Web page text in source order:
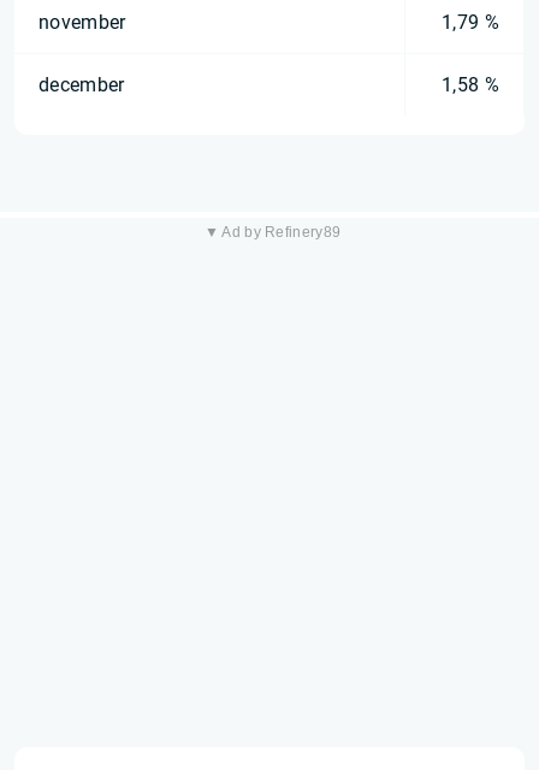
november 1,79 %
december 1,58 %
▼ Ad by Refinery89